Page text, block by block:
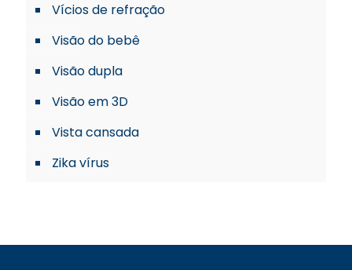
Vícios de refração
Visão do bebê
Visão dupla
Visão em 3D
Vista cansada
Zika vírus